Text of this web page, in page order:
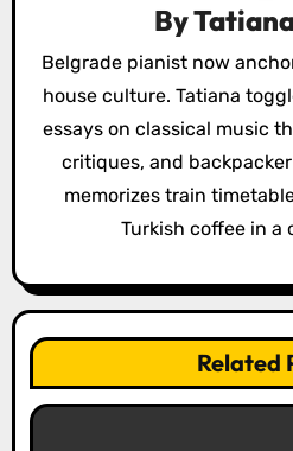
a
t
By
Belgrade pianist now
house culture. Tatiana
essays on classical music
critiques, and
memorizes train
Turkish coffee in a
Related